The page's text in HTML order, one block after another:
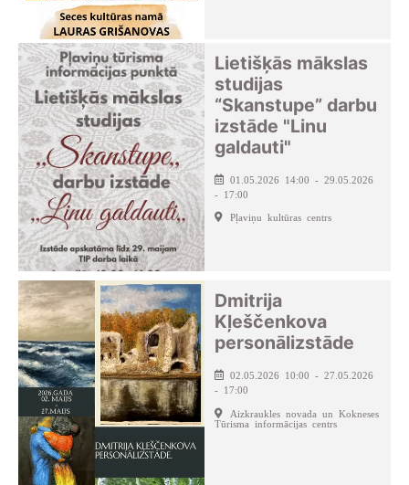
Lietišķās mākslas
studijas
“Skanstupe” darbu
izstāde "Linu
galdauti"
01.05.2026 14:00 - 29.05.2026
- 17:00
Pļaviņu kultūras centrs
Dmitrija
Kļeščenkova
personālizstāde
02.05.2026 10:00 - 27.05.2026
- 17:00
Aizkraukles novada un Kokneses
Tūrisma informācijas centrs